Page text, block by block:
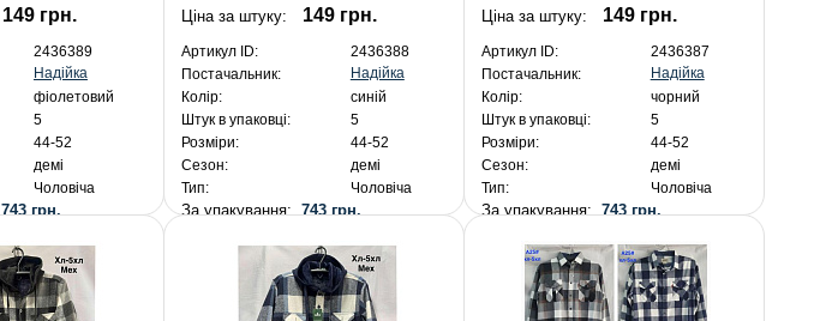
149 грн.
2436389
Надійка
фіолетовий
5
44-52
демі
Чоловіча
743 грн.
Ціна за штуку: 149 грн.
Артикул ID:
2436388
Постачальник:
Надійка
Колір:
синій
Штук в упаковці:
5
Розміри:
44-52
Сезон:
демі
Тип:
Чоловіча
За упакування: 743 грн.
Ціна за штуку: 149 грн.
Артикул ID:
2436387
Постачальник:
Надійка
Колір:
чорний
Штук в упаковці:
5
Розміри:
44-52
Сезон:
демі
Тип:
Чоловіча
За упакування: 743 грн.